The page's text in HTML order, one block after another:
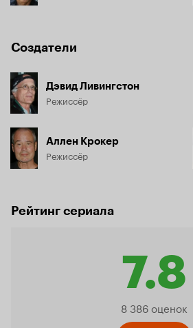
Создатели
Дэвид Ливингстон
Режиссёр
Аллен Крокер
Режиссёр
Рейтинг сериала
7.8
8 386 оценок